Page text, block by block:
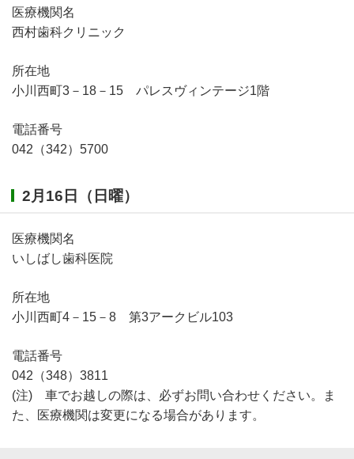
医療機関名
西村歯科クリニック
所在地
小川西町3－18－15 パレスヴィンテージ1階
電話番号
042（342）5700
2月16日（日曜）
医療機関名
いしばし歯科医院
所在地
小川西町4－15－8 第3アークビル103
電話番号
042（348）3811
(注) 車でお越しの際は、必ずお問い合わせください。ま
た、医療機関は変更になる場合があります。